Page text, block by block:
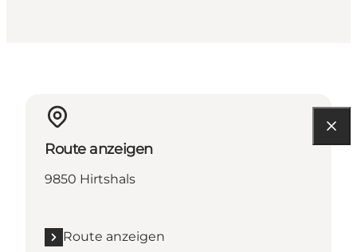
Route anzeigen
9850 Hirtshals
Route anzeigen